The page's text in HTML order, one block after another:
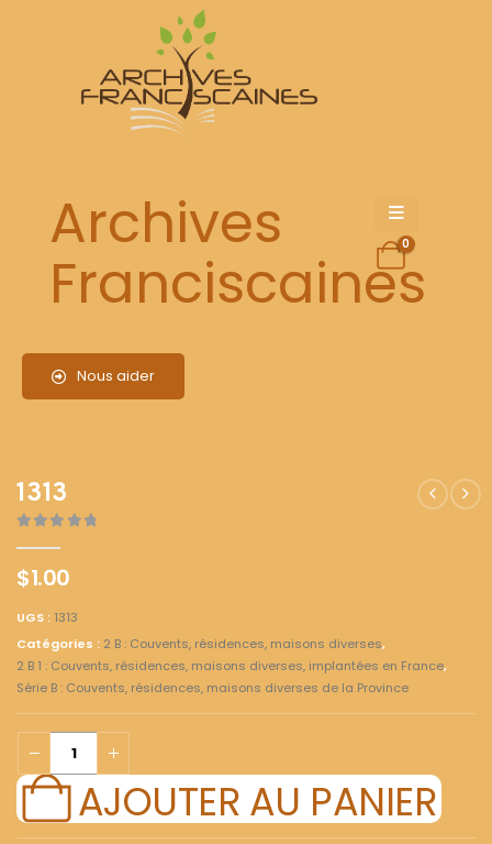
Archives
Franciscaines
Nous aider
0
1313
$1.00
UGS : 1313
Catégories : 2 B : Couvents, résidences, maisons diverses,
2 B 1 : Couvents, résidences, maisons diverses, implantées en France,
Série B : Couvents, résidences, maisons diverses de la Province
AJOUTER AU PANIER